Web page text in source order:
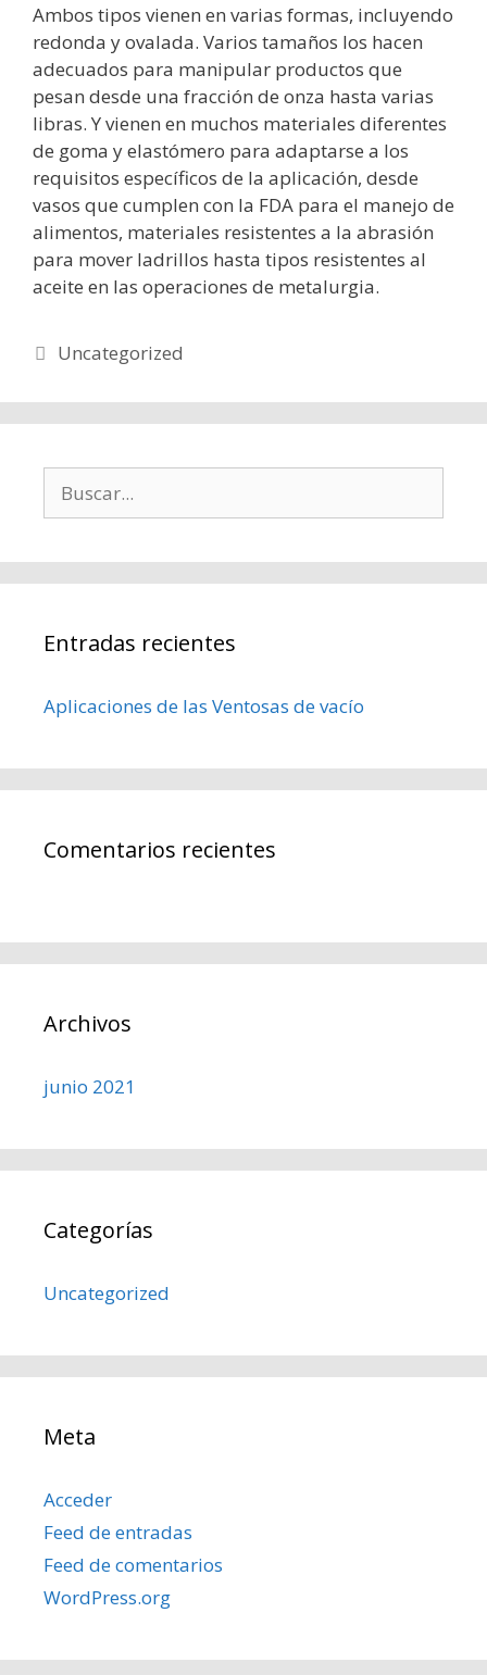
Ambos tipos vienen en varias formas, incluyendo
redonda y ovalada. Varios tamaños los hacen
adecuados para manipular productos que
pesan desde una fracción de onza hasta varias
libras. Y vienen en muchos materiales diferentes
de goma y elastómero para adaptarse a los
requisitos específicos de la aplicación, desde
vasos que cumplen con la FDA para el manejo de
alimentos, materiales resistentes a la abrasión
para mover ladrillos hasta tipos resistentes al
aceite en las operaciones de metalurgia.
Uncategorized
Entradas recientes
Aplicaciones de las Ventosas de vacío
Comentarios recientes
Archivos
junio 2021
Categorías
Uncategorized
Meta
Acceder
Feed de entradas
Feed de comentarios
WordPress.org